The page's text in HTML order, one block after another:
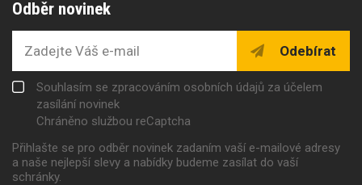
Odběr novinek
Odebírat
Souhlasím se zpracováním osobních údajů za účelem
zasílání novinek
Chráněno službou reCaptcha
Přihlašte se pro odběr novinek zadaním vaší e-mailové adresy
a naše nejlepší slevy a nabídky budeme zasílat do vaší
schránky.